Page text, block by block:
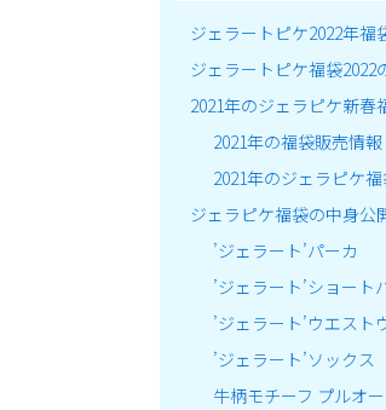
ジェラートピケ2022年福
ジェラートピケ福袋2022
2021年のジェラピケ新春
2021年の福袋販売情報
2021年のジェラピケ
ジェラピケ福袋の中身公
’ジェラート’パーカ
’ジェラート’ショート
’ジェラート’ウエスト
’ジェラート’ソックス
牛柄モチーフ プルオ